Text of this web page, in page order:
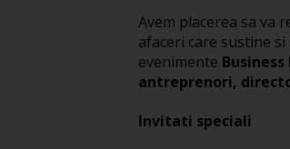
Avem placerea sa va
afaceri care sustine
evenimente
antreprenori,
Invitati speciali